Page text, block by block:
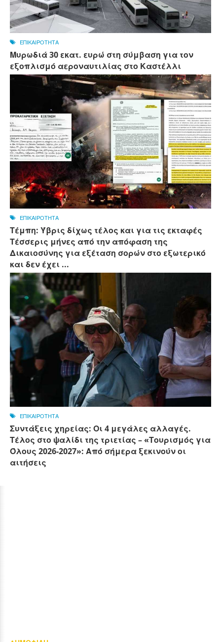
ΕΠΙΚΑΙΡΟΤΗΤΑ
Μυρωδιά 30 εκατ. ευρώ στη σύμβαση για τον
εξοπλισμό αεροναυτιλίας στο Καστέλλι
ΕΠΙΚΑΙΡΟΤΗΤΑ
Τέμπη: Ύβρις δίχως τέλος και για τις εκταφές
Τέσσερις μήνες από την απόφαση της
Δικαιοσύνης για εξέταση σορών στο εξωτερικό
και δεν έχει ...
ΕΠΙΚΑΙΡΟΤΗΤΑ
Συντάξεις χηρείας: Οι 4 μεγάλες αλλαγές.
Τέλος στο ψαλίδι της τριετίας – «Τουρισμός για
Όλους 2026-2027»: Από σήμερα ξεκινούν οι
αιτήσεις